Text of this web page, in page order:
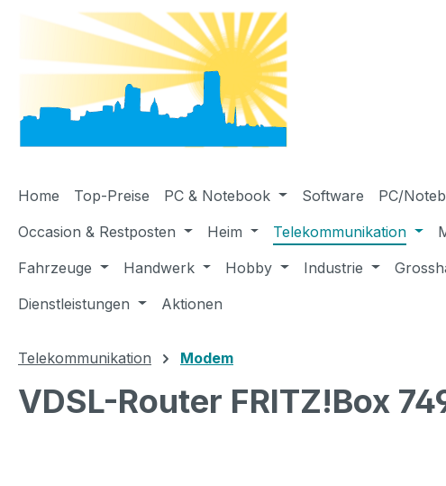
Hauptinhalt springen
Zur Suche springen
Zur Hauptnavigation springen
Home Top-Preise PC & Notebook Software PC/
Occasion & Restposten
Heim Telekommunikation
Fahrzeuge
Handwerk Hobby Industrie
Dienstleistungen
Aktionen
Telekommunikation Modem
VDSL-Router FRITZ!Box